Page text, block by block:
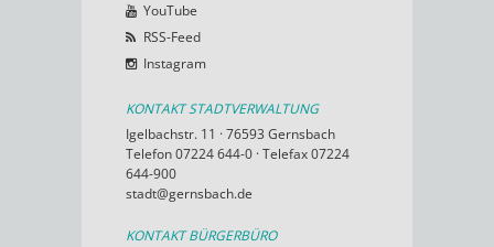
YouTube
RSS-Feed
Instagram
KONTAKT STADTVERWALTUNG
Igelbachstr. 11 · 76593 Gernsbach
Telefon 07224 644-0 · Telefax 07224
644-900
stadt@gernsbach.de
KONTAKT BÜRGERBÜRO